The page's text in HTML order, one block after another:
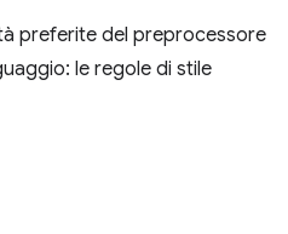
preferite del preprocessore
le regole di stile